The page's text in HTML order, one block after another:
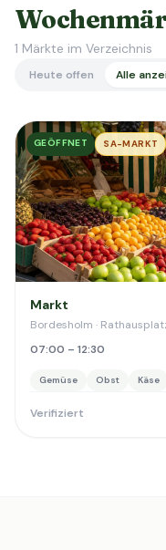
1 Märkte im Verzeichnis
Heute offen Alle
GEÖFFNET SA-MARKT
Markt
Bordesholm ·
07:00 – 12:30
Gemüse Obst Käse
Verifiziert